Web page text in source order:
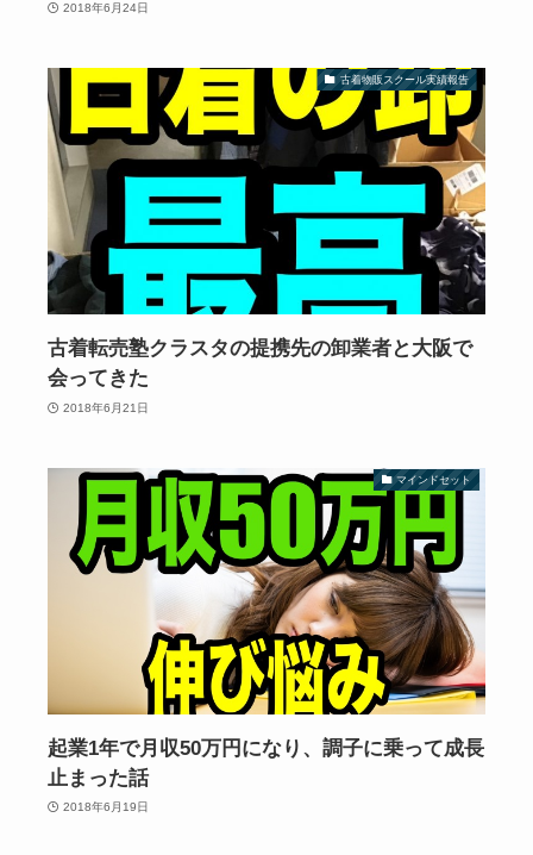
2018年6月24日
古着物販スクール実績報告
古着転売塾クラスタの提携先の卸業者と大阪で
会ってきた
2018年6月21日
マインドセット
起業1年で月収50万円になり、調子に乗って成長
止まった話
2018年6月19日